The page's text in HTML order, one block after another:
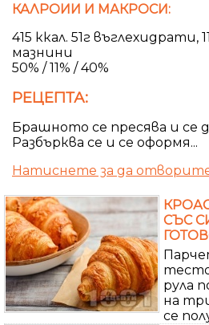
КАЛРОИИ И МАКРОСИ:
415 ккал. 51г въглехидрати,
мазнини
50% / 11% / 40%
РЕЦЕПТА:
Брашното се пресява и се
Разбърква се и се оформя...
Натиснете за да
СЪС
рула
на
се